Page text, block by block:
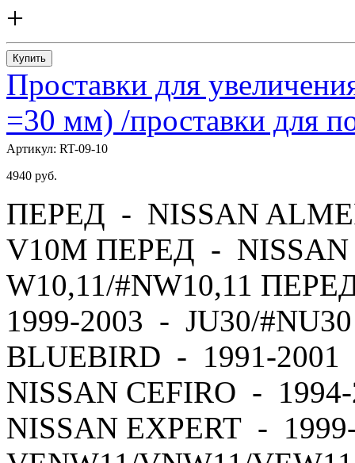
+
Купить
Проставки для
=30 мм) /проставки для
Артикул: RT-09-10
4940 руб.
ПЕРЕД - NISSAN
V10M ПЕРЕД -
W10,11/#NW10,11
1999-2003 - JU30/
BLUEBIRD - 1991-
NISSAN CEFIRO -
NISSAN EXPERT -